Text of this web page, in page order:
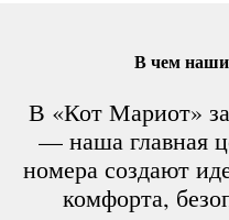
В чем
В «Кот Мариот»
— наша главная
номера создают
комфорта,